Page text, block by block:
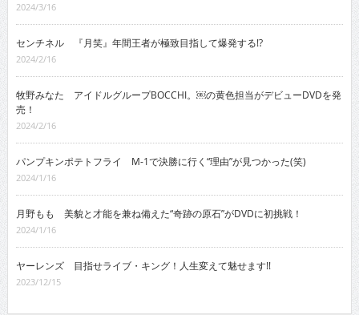
2024/3/16
センチネル 『月笑』年間王者が極致目指して爆発する!?
2024/2/16
牧野みなた アイドルグループBOCCHI。￼の黄色担当がデビューDVDを発
売！
2024/2/16
パンプキンポテトフライ M-1で決勝に行く“理由”が見つかった(笑)
2024/1/16
月野もも 美貌と才能を兼ね備えた“奇跡の原石”がDVDに初挑戦！
2024/1/16
ヤーレンズ 目指せライブ・キング！人生変えて魅せます!!
2023/12/15